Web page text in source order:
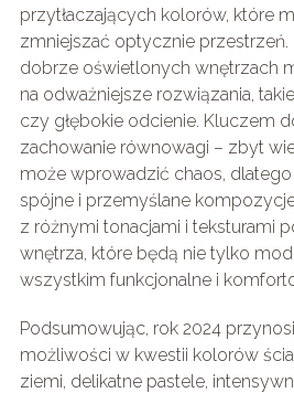
przytłaczających kolorów, które
zmniejszać optycznie
dobrze oświetlonych wnętrzach
na odważniejsze rozwiązania,
czy głębokie odcienie. Kluczem
zachowanie równowagi – zbyt
może wprowadzić chaos,
spójne i przemyślane
z różnymi tonacjami i teksturami
wnętrza, które będą nie tylko
wszystkim funkcjonalne i
Podsumowując, rok 2024
możliwości w kwestii kolorów
ziemi, delikatne pastele,